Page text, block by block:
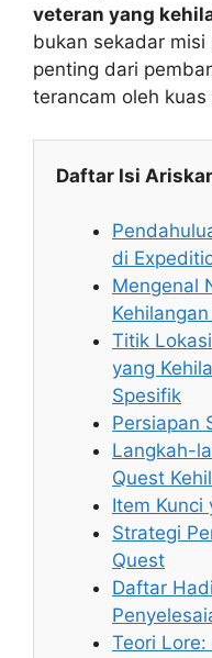
veteran yang
bukan sekadar
penting dari
terancam oleh
Daftar Isi
di
Mengenal
Titik
yang
Spesifik
Persiapan
Langkah-
Quest
Item Kunci
Strategi
Quest
Daftar
Teori